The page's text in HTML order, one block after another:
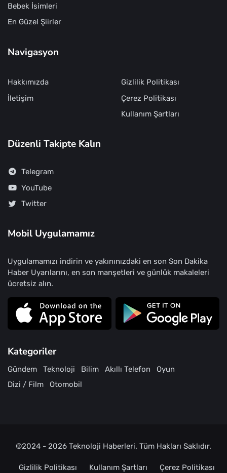
Bebek İsimleri
En Güzel Şiirler
Navigasyon
Hakkımızda
İletişim
Gizlilik Politikası
Çerez Politikası
Kullanım Şartları
Düzenli Takipte Kalın
Telegram
YouTube
Twitter
Mobil Uygulamamız
Uygulamamızı indirin ve yakınınızdaki en son Son Dakika
Haber Uyarılarını, en son manşetleri ve günlük makaleleri
ücretsiz alın.
Kategoriler
Gündem Teknoloji Bilim Akıllı Telefon
Oyun
Dizi / Film
Otomobil
©2024 - 2026 Teknoloji Haberleri. Tüm Hakları Saklıdır.
Gizlilik Politikası Kullanım Şartları Çerez Politikası